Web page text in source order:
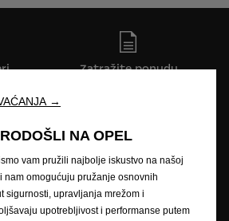
Zatražite ponudu
Naručivanje na servis
Cjenici
→
NA OPEL
vam pružili najbolje iskustvo na našoj
nam omogućuju pružanje osnovnih
sigurnosti, upravljanja mrežom i
upotrebljivost i performanse putem